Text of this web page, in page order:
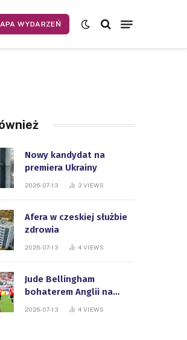
WYDARZEŃ
Nowy kandydat na
premiera Ukrainy
2026-07-13 3 VIEWS
Afera w czeskiej służbie
zdrowia
2026-07-13 4 VIEWS
Jude Bellingham
bohaterem Anglii na
Mistrzostwach Świata
2026-07-13 4 VIEWS